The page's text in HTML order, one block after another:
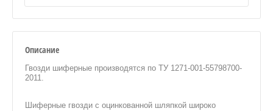
Описание
Гвозди шиферные производятся по ТУ 1271-001-55798700-
2011.
Шиферные гвозди с оцинкованной шляпкой широко